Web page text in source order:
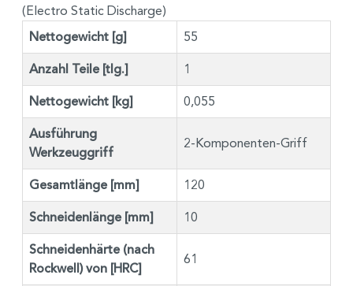
(Electro Static Discharge)
Nettogewicht [g] 55
Anzahl Teile [tlg.] 1
Nettogewicht [kg] 0,055
Ausführung
Werkzeuggriff
2-Komponenten-Griff
Gesamtlänge [mm] 120
Schneidenlänge [mm] 10
Schneidenhärte (nach
Rockwell) von [HRC]
61